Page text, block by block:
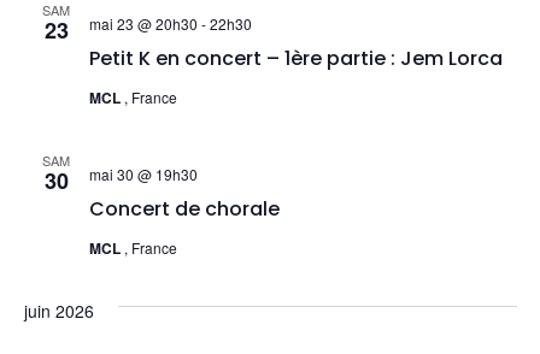
vues
SAM
23
Petit K en concert – 1ère partie : Jem Lorca
mai 23 @ 20h30 -22h30
MCL , France
SAM
30
Concert de chorale
mai 30 @ 19h30
MCL , France
juin 2026